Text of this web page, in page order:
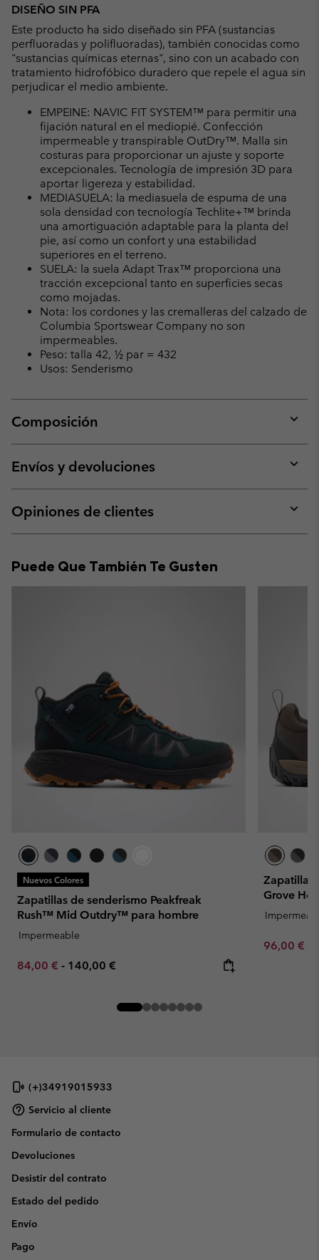
DISEÑO SIN PFA
Este producto ha sido diseñado sin PFA (sustancias
perfluoradas y polifluoradas), también conocidas como
"sustancias químicas eternas", sino con un acabado con
tratamiento hidrofóbico duradero que repele el agua sin
perjudicar el medio ambiente.
EMPEINE: NAVIC FIT SYSTEM™ para permitir una
fijación natural en el mediopié. Confección
impermeable y transpirable OutDry™. Malla sin
costuras para proporcionar un ajuste y soporte
excepcionales. Tecnología de impresión 3D para
aportar ligereza y estabilidad.
MEDIASUELA: la mediasuela de espuma de una
sola densidad con tecnología Techlite+™ brinda
una amortiguación adaptable para la planta del
pie, así como un confort y una estabilidad
superiores en el terreno.
SUELA: la suela Adapt Trax™ proporciona una
tracción excepcional tanto en superficies secas
como mojadas.
Nota: los cordones y las cremalleras del calzado de
Columbia Sportswear Company no son
impermeables.
Peso: talla 42, ½ par = 432
Usos: Senderismo
Composición
or
Envíos y devoluciones
or
Opiniones de clientes
or
Puede Que También Te Gusten
Nuevos Colores
Zapatillas de senderismo Peakfreak
Rush™ Mid Outdry™ para hombre
Impermeable
Minimum sale price:
84,00 € - Maximum price:
140,00 €
Zapatillas
Grove
Sale price:
96,00 €
(+)34919015933
Servicio al cliente
Formulario de contacto
Devoluciones
Desistir del contrato
Estado del pedido
Envío
Pago